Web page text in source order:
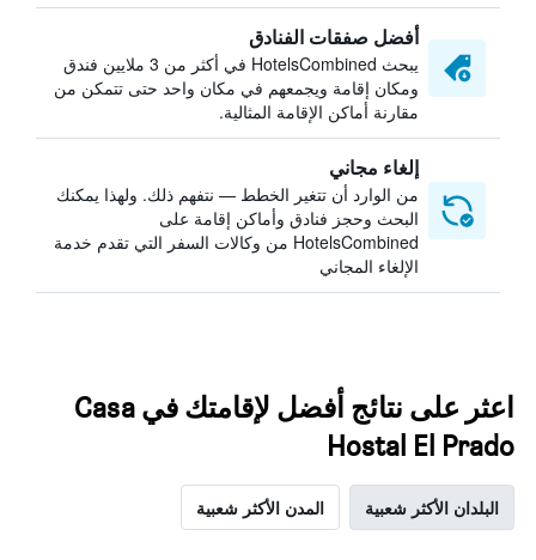
أفضل صفقات الفنادق
يبحث HotelsCombined في أكثر من 3 ملايين فندق
ومكان إقامة ويجمعهم في مكان واحد حتى تتمكن من
مقارنة أماكن الإقامة المثالية.
إلغاء مجاني
من الوارد أن تتغير الخطط — نتفهم ذلك. ولهذا يمكنك
البحث وحجز فنادق وأماكن إقامة على
HotelsCombined من وكالات السفر التي تقدم خدمة
الإلغاء المجاني
اعثر على نتائج أفضل لإقامتك في Casa
Hostal El Prado
البلدان الأكثر شعبية المدن الأكثر شعبية